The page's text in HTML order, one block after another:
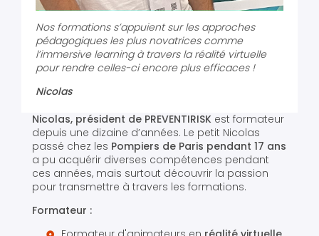
Nos formations s’appuient sur les approches
pédagogiques les plus novatrices comme
l’immersive learning à travers la réalité virtuelle
pour rendre celles-ci encore plus efficaces !
Nicolas
Nicolas, président de PREVENTIRISK est formateur
depuis une dizaine d’années. Le petit Nicolas
passé chez les Pompiers de Paris pendant 17 ans
a pu acquérir diverses compétences pendant
ces années, mais surtout découvrir la passion
pour transmettre à travers les formations.
Formateur :